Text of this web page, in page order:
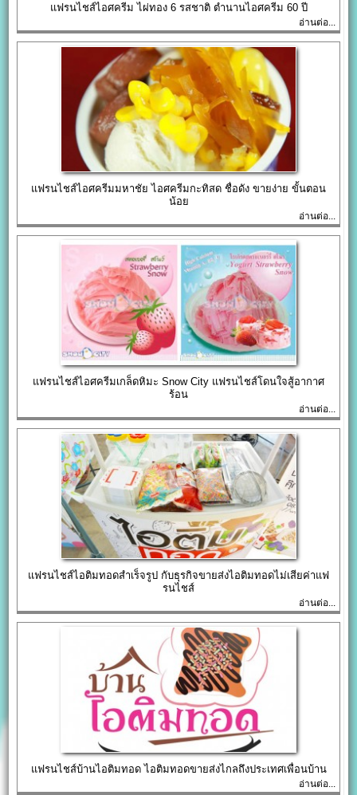
แฟรนไชส์ไอศครีม ไผ่ทอง 6 รสชาติ ตำนานไอศครีม 60 ปี
อ่านต่อ...
แฟรนไชส์ไอศครีมมหาชัย ไอศครีมกะทิสด ชื่อดัง ขายง่าย ขั้นตอน
น้อย
อ่านต่อ...
แฟรนไชส์ไอศครีมเกล็ดหิมะ Snow City แฟรนไชส์โดนใจสู้อากาศ
ร้อน
อ่านต่อ...
แฟรนไชส์ไอติมทอดสำเร็จรูป กับธุรกิจขายส่งไอติมทอดไม่เสียค่าแฟ
รนไชส์
อ่านต่อ...
แฟรนไชส์บ้านไอติมทอด ไอติมทอดขายส่งไกลถึงประเทศเพื่อนบ้าน
อ่านต่อ...